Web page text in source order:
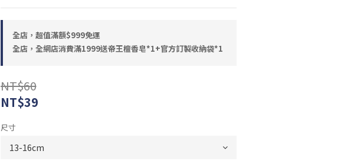
全店，超值滿額$999免運
全店，全網店消費滿1999送帝王檀香皂*1+官方訂製收納袋*1
NT$60
NT$39
尺寸